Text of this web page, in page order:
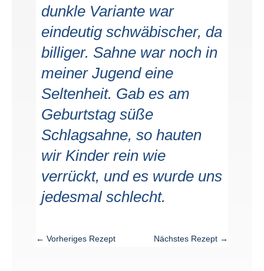
dunkle Variante war
eindeutig schwäbischer, da
billiger. Sahne war noch in
meiner Jugend eine
Seltenheit. Gab es am
Geburtstag süße
Schlagsahne, so hauten
wir Kinder rein wie
verrückt, und es wurde uns
jedesmal schlecht.
← Vorheriges Rezept Nächstes Rezept →